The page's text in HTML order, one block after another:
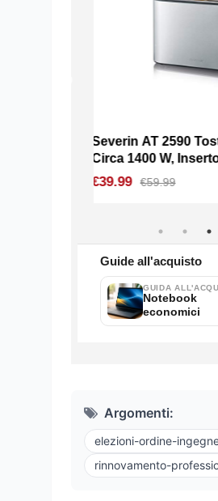
Argomenti:
elezioni-ordine-
rinnovamento-